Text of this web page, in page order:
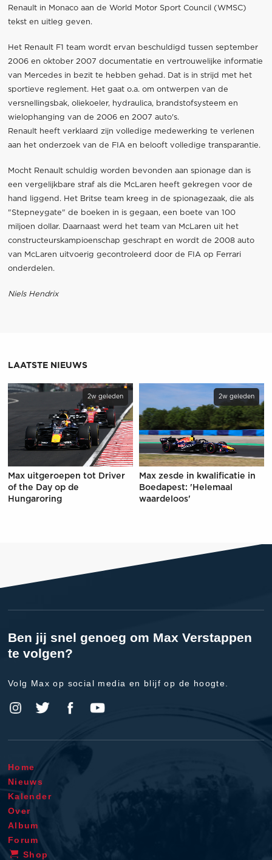
Renault in Monaco aan de World Motor Sport Council (WMSC)
tekst en uitleg geven.
Het Renault F1 team wordt ervan beschuldigd tussen september
2006 en oktober 2007 documentatie en vertrouwelijke informatie
van Mercedes in bezit te hebben gehad. Dat is in strijd met het
sportieve reglement. Het gaat o.a. om ontwerpen van de
versnellingsbak, oliekoeler, hydraulica, brandstofsysteem en
wielophanging van de 2006 en 2007 auto's.
Renault heeft verklaard zijn volledige medewerking te verlenen
aan het onderzoek van de FIA en belooft volledige transparantie.
Mocht Renault schuldig worden bevonden aan spionage dan is
een vergelijkbare straf als die McLaren heeft gekregen voor de
hand liggend. Het Britse team kreeg in de spionagezaak, die als
"Stepneygate" de boeken in is gegaan, een boete van 100
miljoen dollar. Daarnaast werd het team van McLaren uit het
constructeurskampioenschap geschrapt en wordt de 2008 auto
van McLaren uitvoerig gecontroleerd door de FIA op Ferrari
onderdelen.
Niels Hendrix
LAATSTE NIEUWS
2w geleden
Max uitgeroepen tot Driver
of the Day op de
Hungaroring
2w geleden
Max zesde in kwalificatie in
Boedapest: 'Helemaal
waardeloos'
Ben jij snel genoeg om Max Verstappen
te volgen?
Volg Max op social media en blijf op de hoogte.
Home
Nieuws
Kalender
Over
Album
Forum
Shop